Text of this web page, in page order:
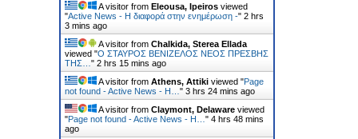
A visitor from Eleousa, Ipeiros viewed
"Active News - Η διαφορά στην ενημέρωση -" 2 hrs
3 mins ago
A visitor from Chalkida, Sterea Ellada
viewed "Ο ΣΤΑΥΡΟΣ ΒΕΝΙΖΕΛΟΣ ΝΕΟΣ ΠΡΕΣΒΗΣ
ΤΗΣ… " 2 hrs 15 mins ago
A visitor from Athens, Attiki viewed "Page
not found - Active News - Η… " 3 hrs 24 mins ago
A visitor from Claymont, Delaware viewed
"Page not found - Active News - Η… " 4 hrs 48 mins
ago